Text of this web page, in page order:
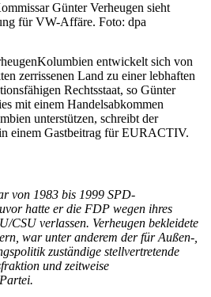
Günter Verheugen sieht
für VW-Affäre. Foto: dpa
entwickelt sich von
zerrissenen Land zu einer lebhaften
Rechtsstaat, so Günter
mit einem Handelsabkommen
unterstützen, schreibt der
einem Gastbeitrag für EURACTIV.
von 1983 bis 1999 SPD-
hatte er die FDP wegen ihres
CSU verlassen. Verheugen bekleidete
war unter anderem der für Außen-,
zuständige stellvertretende
und zeitweise